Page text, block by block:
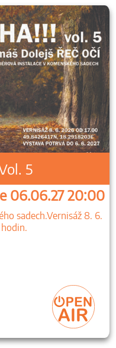
5
06.06.27 20:00
sadech.Vernisáž 8. 6.